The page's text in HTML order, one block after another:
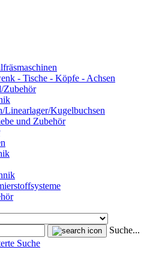
- Tische - Köpfe - Achsen
Zubehör
Linearlager/Kugelbuchsen
und Zubehör
Suche...
Suche